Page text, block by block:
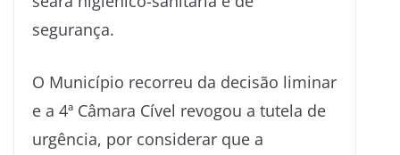
segurança.
O Município recorreu da decisão liminar
e a 4ª Câmara Cível revogou a tutela de
urgência, por considerar que a